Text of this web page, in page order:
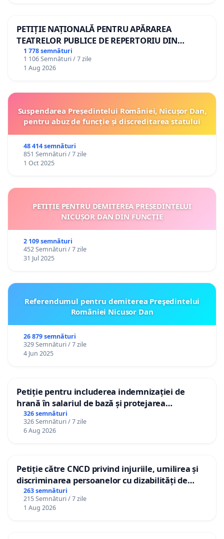
PETIȚIE NAȚIONALĂ PENTRU APĂRAREA
TEATRELOR PUBLICE DE REPERTORIU DIN
ROMÂNIA
1 778 semnături
1 106 Semnături / 7 zile
1 Aug 2026
Suspendarea Președintelui României, Nicușor Dan,
pentru abuz de funcție și discreditarea statului
48 414 semnături
851 Semnături / 7 zile
1 Oct 2025
PETIȚIE PENTRU DEMITEREA PREȘEDINTELUI
NICUȘOR DAN DIN FUNCȚIE
2 109 semnături
452 Semnături / 7 zile
31 Jul 2025
Referendumul pentru demiterea Preşedintelui
României Nicusor Dan
26 879 semnături
329 Semnături / 7 zile
4 Jun 2025
Petiție pentru includerea indemnizației de
hrană în salariul de bază și protejarea
gradațiilor de vechime pentru asistenții
personali
326 semnături
326 Semnături / 7 zile
6 Aug 2026
Petiție către CNCD privind injuriile, umilirea și
discriminarea persoanelor cu dizabilități de
către utilizatorul TikTok „Gorici”
263 semnături
215 Semnături / 7 zile
1 Aug 2026